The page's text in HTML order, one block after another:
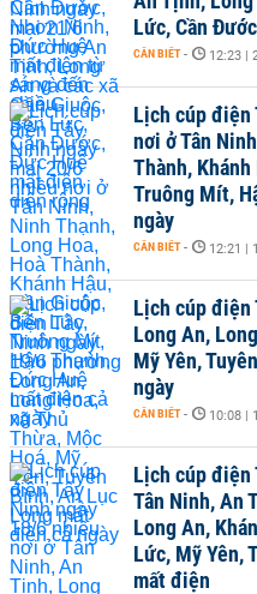
Lức, Cần
CẦN BIẾT - 12:23 |
Lịch cúp điện
nơi ở Tân
Thành,
Truông Mít,
ngày
CẦN BIẾT - 12:21 |
Lịch cúp điện
Long An,
Mỹ Yên,
ngày
CẦN BIẾT - 10:08 |
Lịch cúp điện
Tân Ninh, An
Long An,
Lức, Mỹ Yên,
mất điện